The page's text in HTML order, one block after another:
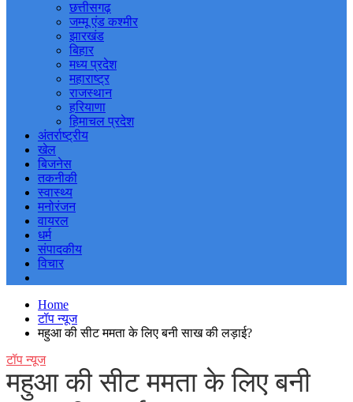
छत्तीसगढ़
जम्मू एंड कश्मीर
झारखंड
बिहार
मध्य प्रदेश
महाराष्ट्र
राजस्थान
हरियाणा
हिमाचल प्रदेश
अंतर्राष्ट्रीय
खेल
बिजनेस
तकनीकी
स्वास्थ्य
मनोरंजन
वायरल
धर्म
संपादकीय
विचार
Home
टॉप न्यूज
महुआ की सीट ममता के लिए बनी साख की लड़ाई?
टॉप न्यूज
महुआ की सीट ममता के लिए बनी